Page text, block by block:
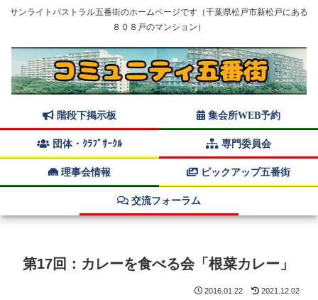
サンライトパストラル五番街のホームページです（千葉県松戸市新松戸にある
８０８戸のマンション）
階段下掲示板 集会所WEB予約
団体・ｸﾗﾌﾞｻｰｸﾙ 専門委員会
理事会情報 ピックアップ五番街
交流フォーラム
第17回：カレーを食べる会「根菜カレー」
2016.01.22 2021.12.02